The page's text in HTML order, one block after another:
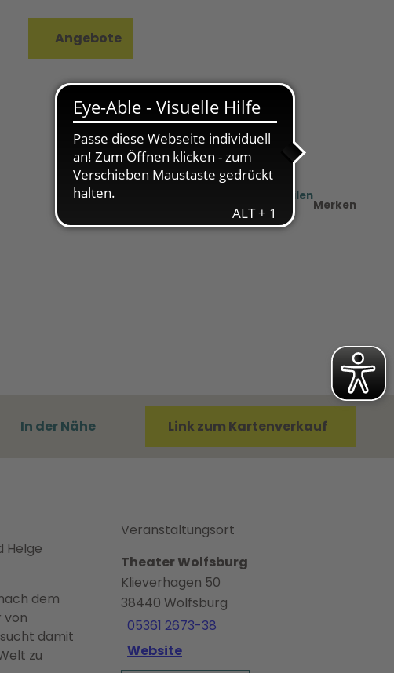
Angebote
PDF
Teilen
Merken
In der Nähe Link zum Kartenverkauf
Helge
dem
von
damit
zu
Veranstaltungsort
Theater Wolfsburg
Klieverhagen 50
38440 Wolfsburg
05361 2673-38
Website